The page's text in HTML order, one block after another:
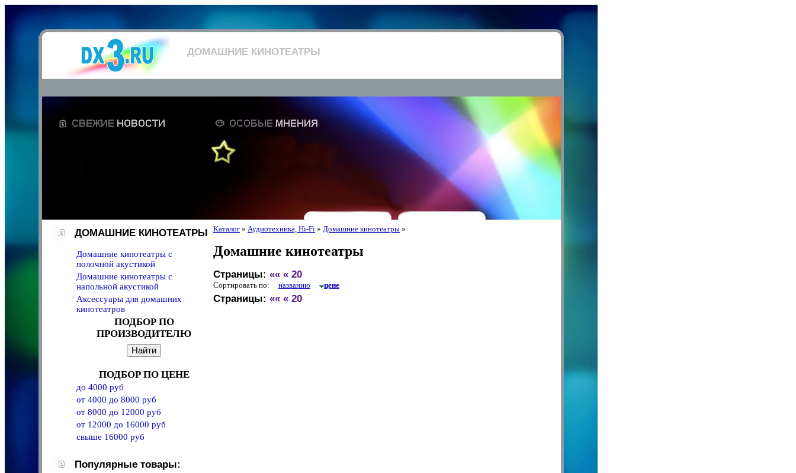
ДОМАШНИЕ КИНОТЕАТРЫ
ДОМАШНИЕ КИНОТЕАТРЫ
Домашние кинотеатры с
полочной акустикой
Домашние кинотеатры с
напольной акустикой
Аксессуары для домашних
кинотеатров
ПОДБОР ПО
ПРОИЗВОДИТЕЛЮ
ПОДБОР ПО ЦЕНЕ
до 4000 руб
от 4000 до 8000 руб
от 8000 до 12000 руб
от 12000 до 16000 руб
свыше 16000 руб
Популярные товары:
Каталог » Аудиотехника, Hi-Fi » Домашние кинотеатры »
Домашние кинотеатры
Страницы: «« « 20
Сортировать по: названию цене
Страницы: «« « 20